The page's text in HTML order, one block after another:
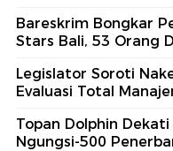
Bareskrim Bongkar
Stars Bali, 53 Orang
Legislator Soroti
Evaluasi Total
Topan Dolphin
Ngungsi-500